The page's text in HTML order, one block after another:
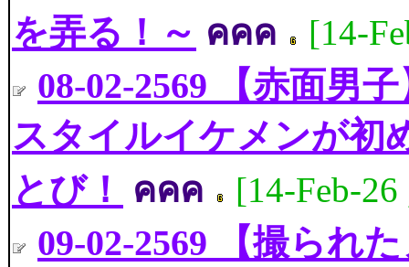
を弄る！～ คคค [14-
08-02-2569 【赤面男
スタイルイケメンが初
とび！
คคค [14-Feb-
09-02-2569 【撮られ